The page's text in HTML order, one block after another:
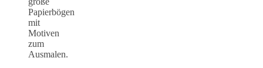
Papierbögen
mit
Motiven
zum
Ausmalen.